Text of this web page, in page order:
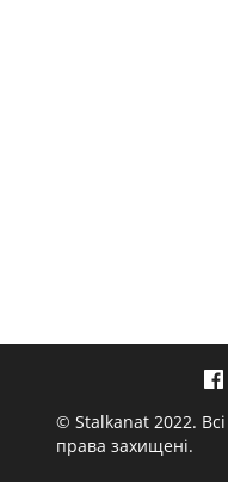
© Stalkanat 2022. Всі
права захищені.